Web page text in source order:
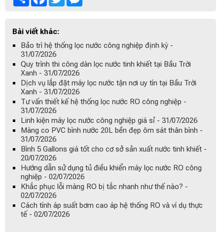
Bài viết khác:
Bảo trì hệ thống lọc nước công nghiệp định kỳ -
31/07/2026
Quy trình thi công dàn lọc nước tinh khiết tại Bầu Trời
Xanh - 31/07/2026
Dịch vụ lắp đặt máy lọc nước tận nơi uy tín tại Bầu Trời
Xanh - 31/07/2026
Tư vấn thiết kế hệ thống lọc nước RO công nghiệp -
31/07/2026
Linh kiện máy lọc nước công nghiệp giá sỉ - 31/07/2026
Màng co PVC bình nước 20L bền đẹp ôm sát thân bình -
31/07/2026
Bình 5 Gallons giá tốt cho cơ sở sản xuất nước tinh khiết -
20/07/2026
Hướng dẫn sử dụng tủ điều khiển máy lọc nước RO công
nghiệp - 02/07/2026
Khắc phục lỗi màng RO bị tắc nhanh như thế nào? -
02/07/2026
Cách tính áp suất bơm cao áp hệ thống RO và ví dụ thực
tế - 02/07/2026